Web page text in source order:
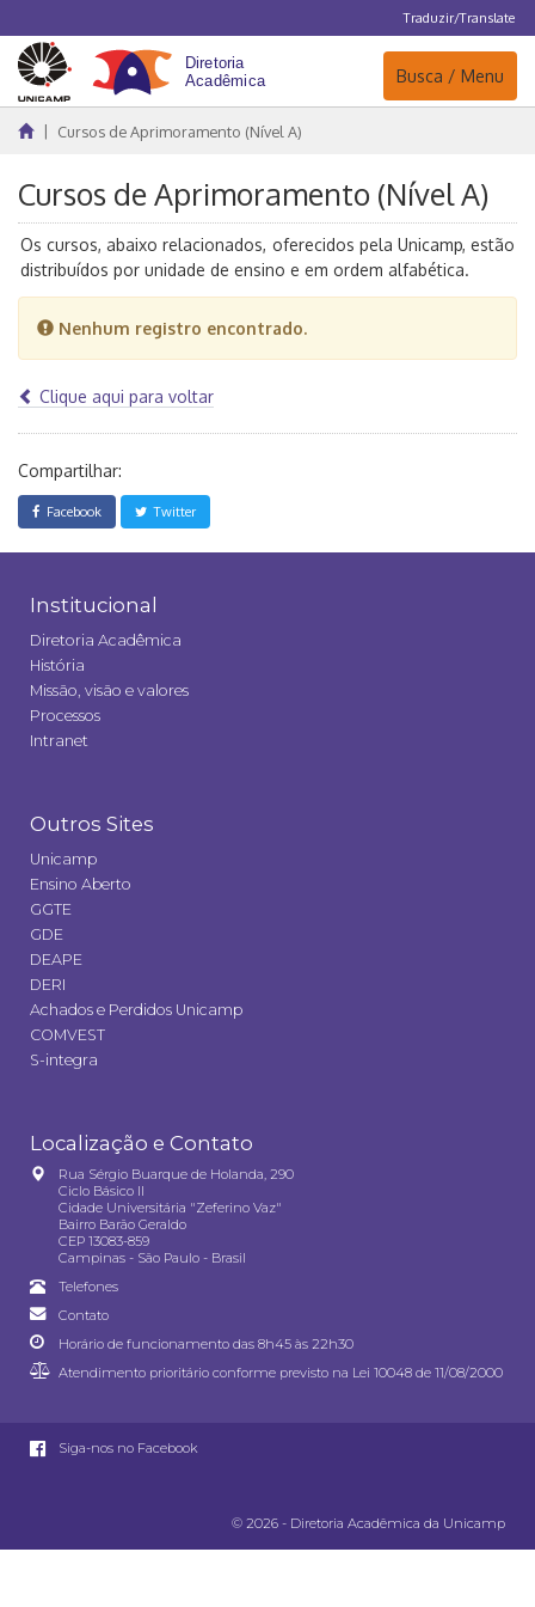
Traduzir/Translate
Navegação
Busca / Menu
Cursos de Aprimoramento (Nível A)
Cursos de Aprimoramento (Nível A)
Os cursos, abaixo relacionados, oferecidos pela Unicamp, estão
distribuídos por unidade de ensino e em ordem alfabética.
Nenhum registro encontrado.
Clique aqui para voltar
Compartilhar:
Facebook Twitter
Institucional
Diretoria Acadêmica
História
Missão, visão e valores
Processos
Intranet
Outros Sites
Unicamp
Ensino Aberto
GGTE
GDE
DEAPE
DERI
Achados e Perdidos Unicamp
COMVEST
S-integra
Localização e Contato
Rua Sérgio Buarque de Holanda, 290
Ciclo Básico II
Cidade Universitária "Zeferino Vaz"
Bairro Barão Geraldo
CEP 13083-859
Campinas - São Paulo - Brasil
Telefones
Contato
Horário de funcionamento das 8h45 às 22h30
Atendimento prioritário conforme previsto na Lei 10048 de 11/08/2000
Siga-nos no Facebook
© 2026 - Diretoria Acadêmica da Unicamp